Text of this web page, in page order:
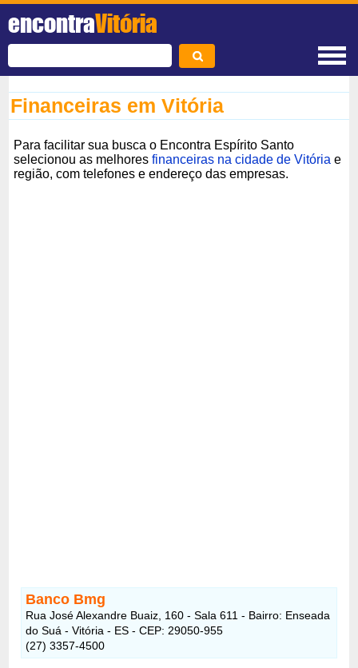
encontraVitória
Financeiras em Vitória
Para facilitar sua busca o Encontra Espírito Santo
selecionou as melhoresfinanceiras na cidade de Vitória e
região, com telefones e endereço das empresas.
Banco Bmg
Rua José Alexandre Buaiz, 160 - Sala 611 - Bairro: Enseada
do Suá - Vitória - ES - CEP: 29050-955
(27) 3357-4500